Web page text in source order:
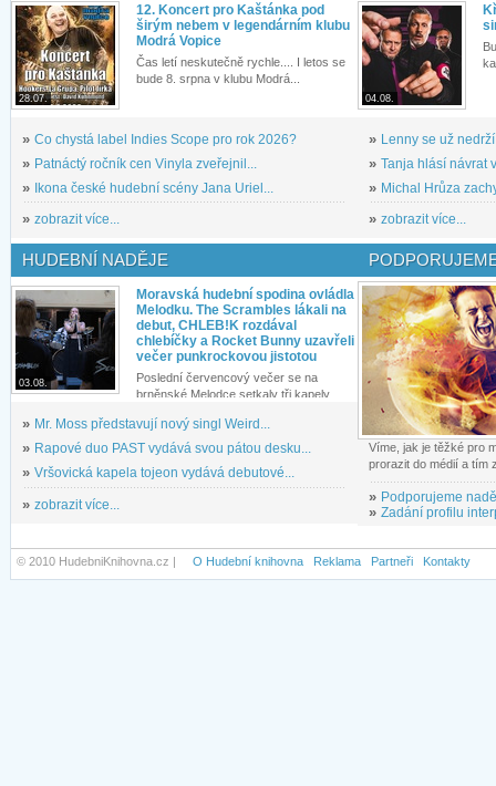
28.07.
12. Koncert pro Kaštánka pod
širým nebem v legendárním klubu
Modrá Vopice
Čas letí neskutečně rychle.... I letos se
bude 8. srpna v klubu Modrá...
» Co chystá label Indies Scope pro rok 2026?
» Patnáctý ročník cen Vinyla zveřejnil...
»
Ikona české hudební scény Jana Uriel...
» zobrazit více...
04.08.
» Lenny se už
» Tanja hlásí návrat
» Michal Hrůza
» zobrazit více...
HUDEBNÍ NADĚJE
03.08.
Moravská hudební spodina ovládla
Melodku. The Scrambles lákali na
debut, CHLEB!K rozdával
chlebíčky a Rocket Bunny uzavřeli
večer punkrockovou jistotou
Poslední červencový večer se na
brněnské Melodce setkaly tři kapely...
» Mr. Moss představují nový singl Weird...
» Rapové duo PAST vydává svou pátou desku...
» Vršovická kapela tojeon vydává debutové...
» zobrazit více...
Víme, jak je těžké pro
prorazit do médií a tím
» Podporujeme
» Zadání profilu
© 2010 HudebniKnihovna.cz | O Hudební knihovna Reklama Partneři Kontakty